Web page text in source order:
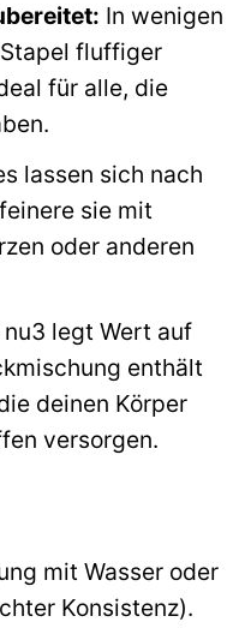
In wenigen
fluffiger
für alle, die
lassen sich nach
sie mit
oder anderen
nu3 legt Wert auf
enthält
deinen Körper
versorgen.
mit Wasser oder
Konsistenz).